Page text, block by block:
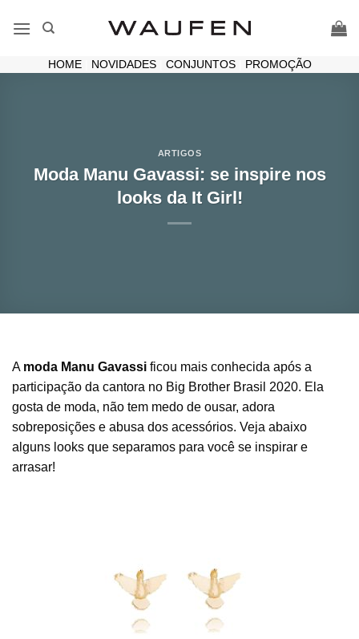
HOME| NOVIDADES| CONJUNTOS| PROMOÇÃO
ARTIGOS
Moda Manu Gavassi: se inspire nos
looks da It Girl!
A moda Manu Gavassi ficou mais conhecida após a
participação da cantora no Big Brother Brasil 2020. Ela
gosta de moda, não tem medo de ousar, adora
sobreposições e abusa dos acessórios. Veja abaixo
alguns looks que separamos para você se inspirar e
arrasar!